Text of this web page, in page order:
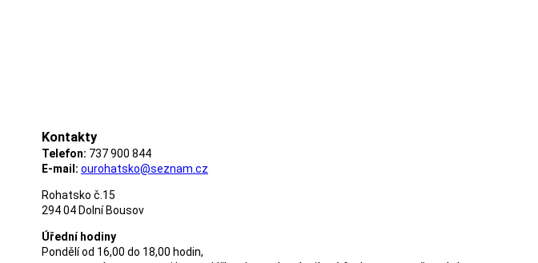
Kontakty
Telefon: 737 900 844
E-mail: ourohatsko@seznam.cz
Rohatsko č.15
294 04 Dolní Bousov
Úřední hodiny
Pondělí od 16,00 do 18,00 hodin,